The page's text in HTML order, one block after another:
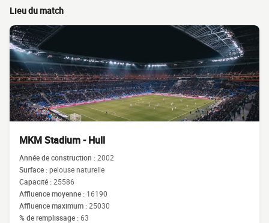
Lieu du match
MKM Stadium - Hull
Année de construction :2002
Surface :pelouse naturelle
Capacité :25586
Affluence moyenne : 16190
Affluence maximum :25030
% de remplissage :63